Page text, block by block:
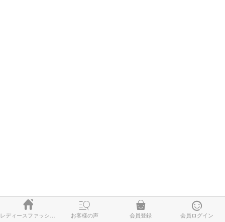
 
お客様の声

会員登録

会員ログイン